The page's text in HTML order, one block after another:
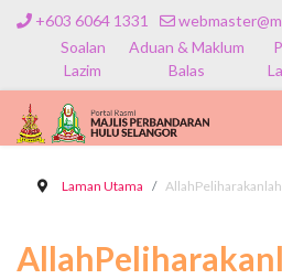
+603 6064 1331
Soalan
Lazim
Aduan & Maklum
Balas
Laman Utama